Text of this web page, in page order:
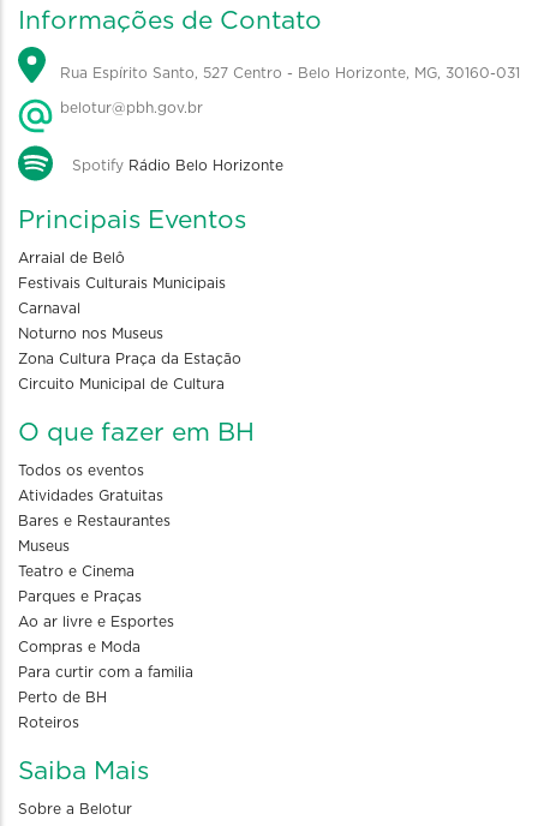
Informações de Contato
Rua Espírito Santo, 527 Centro - Belo Horizonte, MG, 30160-031
belotur@pbh.gov.br
Spotify Rádio Belo Horizonte
Principais Eventos
Arraial de Belô
Festivais Culturais Municipais
Carnaval
Noturno nos Museus
Zona Cultura Praça da Estação
Circuito Municipal de Cultura
O que fazer em BH
Todos os eventos
Atividades Gratuitas
Bares e Restaurantes
Museus
Teatro e Cinema
Parques e Praças
Ao ar livre e Esportes
Compras e Moda
Para curtir com a familia
Perto de BH
Roteiros
Saiba Mais
Sobre a Belotur